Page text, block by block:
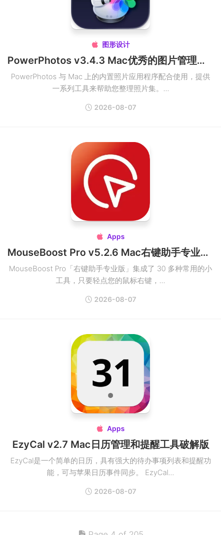
 图形设计
PowerPhotos v3.4.3 Mac优秀的图片管理工具破解版
PowerPhotos 与 Mac 上的内置照片应用程序配合使用，提供
一系列工具来帮助您整理照片集。...
2026-08-07
 Apps
MouseBoost Pro v5.2.6 Mac右键助手专业版破解
MouseBoost Pro「右键助手专业版」集成了 30 多种常用的小
工具，只要轻点您的鼠标右键，...
2026-08-07
 Apps
EzyCal v2.7 Mac日历管理和提醒工具破解版
EzyCal是一个简单的日历，具有强大的待办事项列表和提醒功
能，可与苹果日历事件同步。 EzyCal...
2026-08-07